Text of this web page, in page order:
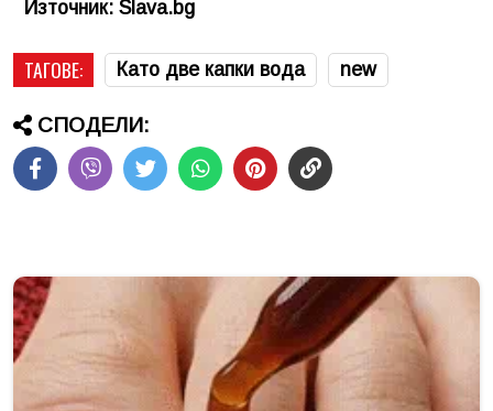
Източник: Slava.bg
ТАГОВЕ: Като две капки вода new
СПОДЕЛИ: